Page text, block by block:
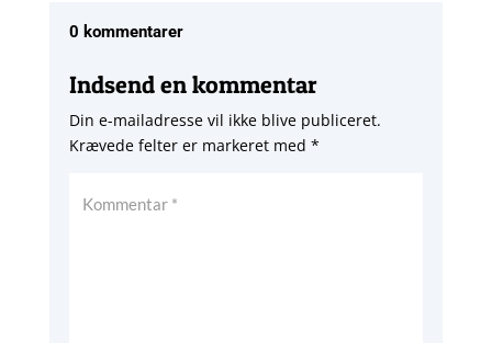
0 kommentarer
Indsend en kommentar
Din e-mailadresse vil ikke blive publiceret.
Krævede felter er markeret med *